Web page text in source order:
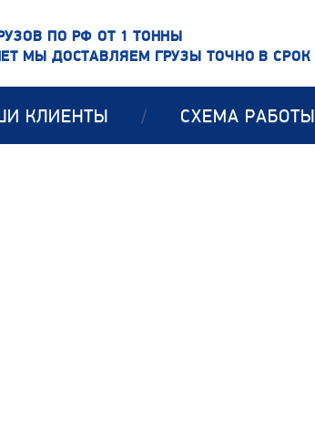
ПО РФ ОТ 1 ТОННЫ
МЫ ДОСТАВЛЯЕМ ГРУЗЫ ТОЧНО В СРОК
КЛИЕНТЫ / СХЕМА РАБОТЫ